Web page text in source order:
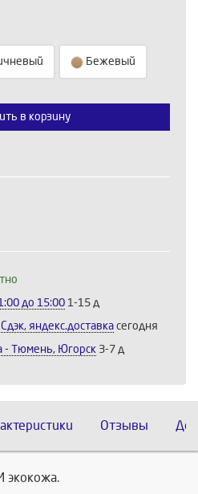
Бежевый
количество:
в корзину
до 15:00 1-15 д
яндекс.доставка сегодня
- Тюмень, Югорск 3-7 д
Отзывы
экокожа.